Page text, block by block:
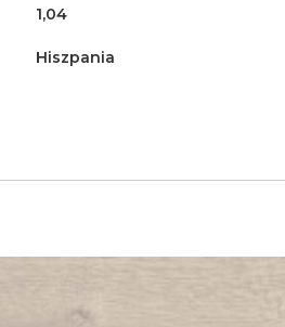
1,04
Hiszpania